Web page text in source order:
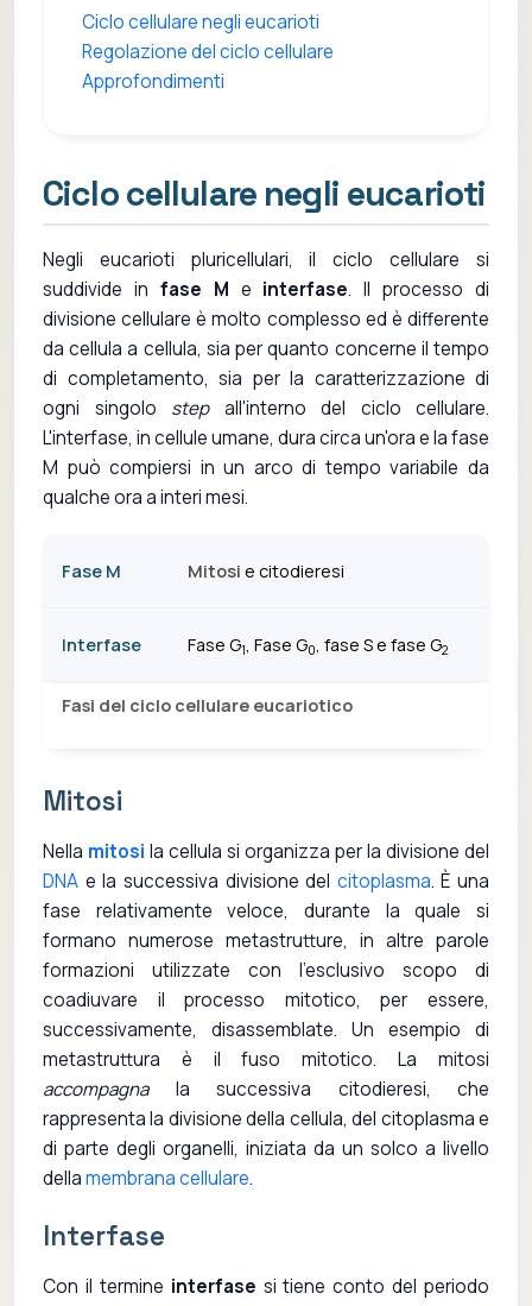
Ciclo cellulare negli eucarioti
Regolazione del ciclo cellulare
Approfondimenti
Ciclo cellulare negli eucarioti
Negli eucarioti pluricellulari, il ciclo cellulare si
suddivide in fase M e interfase. Il processo di
divisione cellulare è molto complesso ed è differente
da cellula a cellula, sia per quanto concerne il tempo
di completamento, sia per la caratterizzazione di
ogni singolo stepall'interno del ciclo cellulare.
L'interfase, in cellule umane, dura circa un'ora e la fase
M può compiersi in un arco di tempo variabile da
qualche ora a interi mesi.
Fasi del ciclo cellulare eucariotico
Fase M Mitosi e citodieresi
Interfase Fase G1, Fase G0, fase S e fase G2
Mitosi
Nella mitosi la cellula si organizza per la divisione del
DNA e la successiva divisione del citoplasma. È una
fase relativamente veloce, durante la quale si
formano numerose metastrutture, in altre parole
formazioni utilizzate con l'esclusivo scopo di
coadiuvare il processo mitotico, per essere,
successivamente, disassemblate. Un esempio di
metastruttura è il fuso mitotico. La mitosi
accompagnala successiva citodieresi, che
rappresenta la divisione della cellula, del citoplasma e
di parte degli organelli, iniziata da un solco a livello
dellamembrana cellulare.
Interfase
Con il termine interfase si tiene conto del periodo